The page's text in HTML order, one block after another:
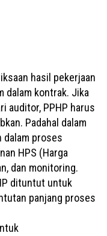
hasil pekerjaan
dalam kontrak. Jika
auditor, PPHP harus
Padahal dalam
dalam proses
HPS (Harga
dan monitoring.
dituntut untuk
panjang proses